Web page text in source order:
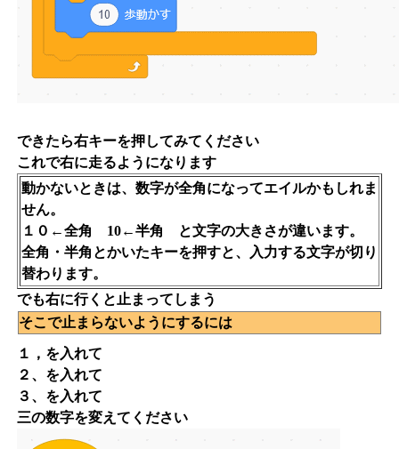
できたら右キーを押してみてください
これで右に走るようになります
動かないときは、数字が全角になってエイルかもしれま
せん。
１０←全角 10←半角 と文字の大きさが違います。
全角・半角とかいたキーを押すと、入力する文字が切り
替わります。
でも右に行くと止まってしまう
そこで止まらないようにするには
１，を入れて
２、を入れて
３、を入れて
三の数字を変えてください